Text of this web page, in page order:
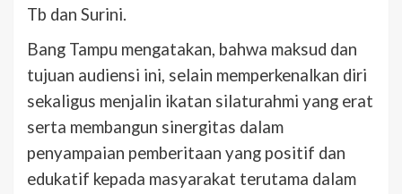
Tb dan Surini.
Bang Tampu mengatakan, bahwa maksud dan
tujuan audiensi ini, selain memperkenalkan diri
sekaligus menjalin ikatan silaturahmi yang erat
serta membangun sinergitas dalam
penyampaian pemberitaan yang positif dan
edukatif kepada masyarakat terutama dalam